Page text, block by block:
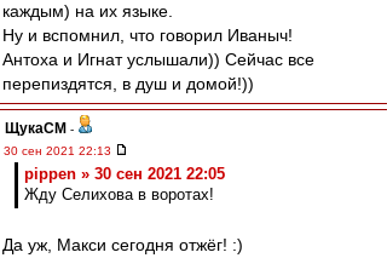
каждым) на их языке.
Ну и вспомнил, что говорил Иваныч!
Антоха и Игнат услышали)) Сейчас все
перепиздятся, в душ и домой!))
ЩукаСМ -
30 сен 2021 22:13
pippen » 30 сен 2021 22:05
Жду Селихова в воротах!
Да уж, Макси сегодня отжёг! :)